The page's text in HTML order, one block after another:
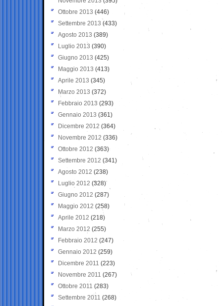
Ottobre 2013 (446)
Settembre 2013 (433)
Agosto 2013 (389)
Luglio 2013 (390)
Giugno 2013 (425)
Maggio 2013 (413)
Aprile 2013 (345)
Marzo 2013 (372)
Febbraio 2013 (293)
Gennaio 2013 (361)
Dicembre 2012 (364)
Novembre 2012 (336)
Ottobre 2012 (363)
Settembre 2012 (341)
Agosto 2012 (238)
Luglio 2012 (328)
Giugno 2012 (287)
Maggio 2012 (258)
Aprile 2012 (218)
Marzo 2012 (255)
Febbraio 2012 (247)
Gennaio 2012 (259)
Dicembre 2011 (223)
Novembre 2011 (267)
Ottobre 2011 (283)
Settembre 2011 (268)